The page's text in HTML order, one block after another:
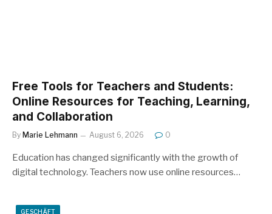
Free Tools for Teachers and Students:
Online Resources for Teaching, Learning,
and Collaboration
By Marie Lehmann August 6, 2026 0
Education has changed significantly with the growth of
digital technology. Teachers now use online resources…
GESCHÄFT